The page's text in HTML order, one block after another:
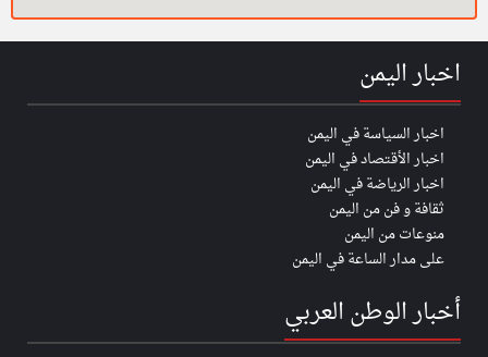
اخبار اليمن
اخبار السياسة في اليمن
اخبار الأقتصاد في اليمن
اخبار الرياضة في اليمن
ثقافة و فن من اليمن
منوعات من اليمن
على مدار الساعة في اليمن
أخبار الوطن العربي